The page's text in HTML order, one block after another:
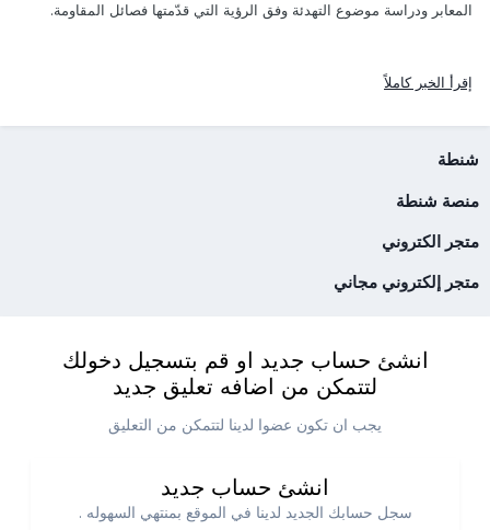
المعابر ودراسة موضوع التهدئة وفق الرؤية التي قدّمتها فصائل المقاومة.
إقرأ الخبر كاملاً
شنطة
منصة شنطة
متجر الكتروني
متجر إلكتروني مجاني
انشئ حساب جديد او قم بتسجيل دخولك
لتتمكن من اضافه تعليق جديد
يجب ان تكون عضوا لدينا لتتمكن من التعليق
انشئ حساب جديد
سجل حسابك الجديد لدينا في الموقع بمنتهي السهوله .